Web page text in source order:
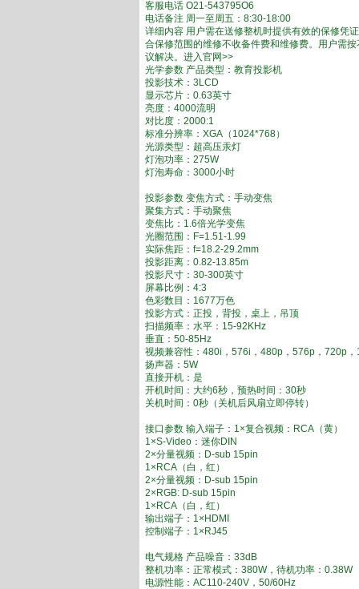
客服电话 O21-543795O6
电话备注 周一至周五：8:30-18:00
详细内容 用户需在送修整机时提供有效的保修凭
合保修范围的维修不收备件费和维修费。用户需
议解决。进入官网>>
光学参数 产品类型：教育投影机
投影技术：3LCD
显示芯片：0.63英寸
亮度：4000流明
对比度：2000:1
标准分辨率：XGA（1024*768）
光源类型：超高压汞灯
灯泡功率：275W
灯泡寿命：3000小时
投影参数 变焦方式：手动变焦
聚集方式：手动聚焦
变焦比：1.6倍光学变焦
光圈范围：F=1.51-1.99
实际焦距：f=18.2-29.2mm
投影距离：0.82-13.85m
投影尺寸：30-300英寸
屏幕比例：4:3
色彩数目：1677万色
投影方式：正投，背投，桌上，吊顶
扫描频率：水平：15-92KHz
垂直：50-85Hz
视频兼容性：480i，576i，480p，576p，720p
扬声器：5W
直接开机：是
开机时间：大约6秒，预热时间：30秒
关机时间：0秒（关机后风扇立即停转）
接口参数 输入端子：1×复合视频：RCA（黄）
1×S-Video：迷你DIN
2×分量视频：D-sub 15pin
1×RCA（白，红）
2×分量视频：D-sub 15pin
2×RGB: D-sub 15pin
1×RCA（白，红）
输出端子：1×HDMI
控制端子：1×RJ45
电气规格 产品噪音：33dB
整机功率：正常模式：380W，待机功率：0.38W
电源性能：AC110-240V，50/60Hz